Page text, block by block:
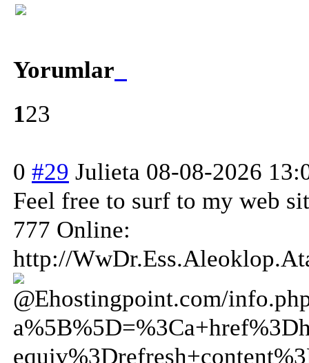
Yorumlar
123
0 #29 Julieta 08-08-2026
Feel free to surf to my web
777 Online:
http://
Ehostingpoint.com/